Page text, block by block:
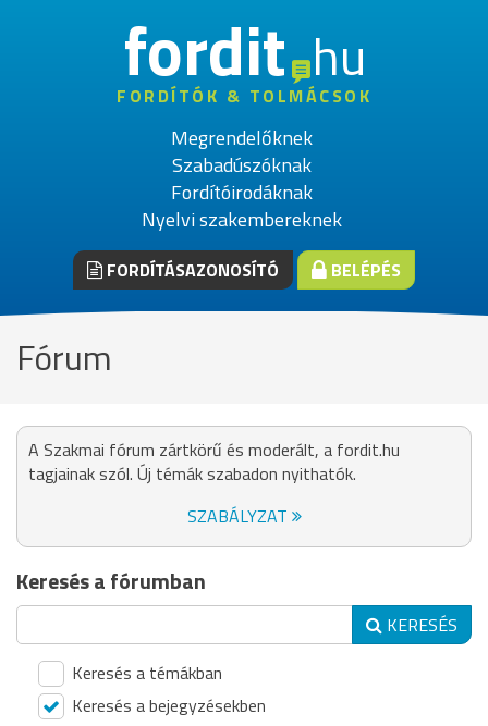
fordithu
FORDÍTÓK & TOLMÁCSOK
Megrendelőknek
Szabadúszóknak
Fordítóirodáknak
Nyelvi szakembereknek
FORDÍTÁSAZONOSÍTÓ BELÉPÉS
Fórum
A Szakmai fórum zártkörű és moderált, a fordit.hu
tagjainak szól. Új témák szabadon nyithatók.
SZABÁLYZAT
Keresés a fórumban
KERESÉS
Keresés a témákban
Keresés a bejegyzésekben